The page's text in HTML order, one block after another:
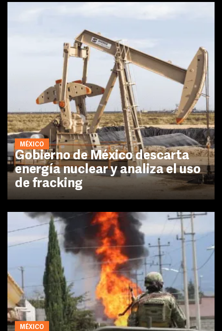
MÉXICO
Gobierno de México descarta
energía nuclear y analiza el uso
de fracking
MÉXICO